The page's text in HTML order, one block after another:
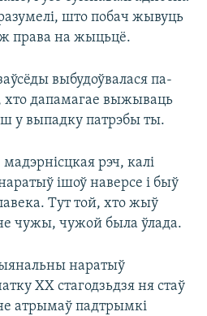
што побач жывуць
права на жыцьцё.
выбудоўвалася па-
хто дапамагае выжываць
у выпадку патрэбы ты.
рэч, калі
ішоў наверсе і быў
Тут той, хто жыў
чужы, чужой была ўлада.
наратыў
ХХ стагодзьдзя ня стаў
атрымаў падтрымкі